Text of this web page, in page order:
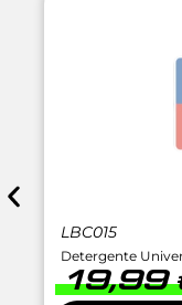
LBC015
Detergente
19,99